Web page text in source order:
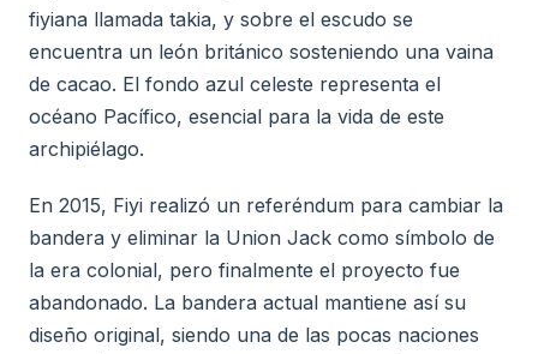
fiyiana llamada takia, y sobre el escudo se
encuentra un león británico sosteniendo una vaina
de cacao. El fondo azul celeste representa el
océano Pacífico, esencial para la vida de este
archipiélago.
En 2015, Fiyi realizó un referéndum para cambiar la
bandera y eliminar la Union Jack como símbolo de
la era colonial, pero finalmente el proyecto fue
abandonado. La bandera actual mantiene así su
diseño original, siendo una de las pocas naciones